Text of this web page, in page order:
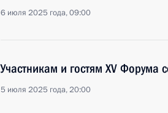
6 июля 2025 года, 09:00
Участникам и гостям XV Форума
5 июля 2025 года, 20:00